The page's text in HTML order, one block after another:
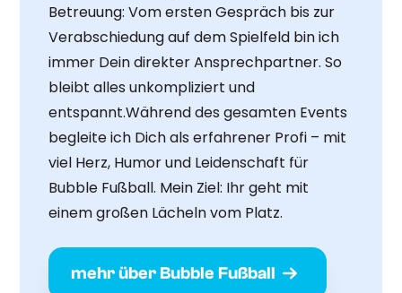
Betreuung: Vom ersten Gespräch bis zur
Verabschiedung auf dem Spielfeld bin ich
immer Dein direkter Ansprechpartner. So
bleibt alles unkompliziert und
entspannt.Während des gesamten Events
begleite ich Dich als erfahrener Profi – mit
viel Herz, Humor und Leidenschaft für
Bubble Fußball. Mein Ziel: Ihr geht mit
einem großen Lächeln vom Platz.
mehr über Bubble Fußball